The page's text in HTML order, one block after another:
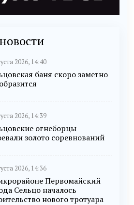
2026, 14:40
баня скоро заметно
2026, 14:39
огнеборцы
золото соревнований
2026, 14:36
Первомайский
Сельцо началось
нового тротуара